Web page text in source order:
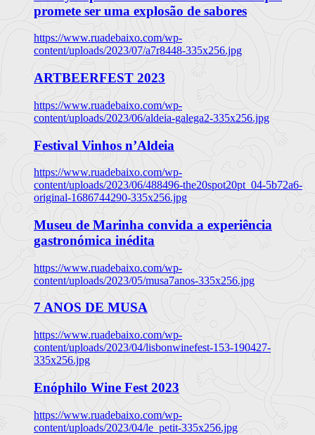
promete ser uma explosão de sabores
https://www.ruadebaixo.com/wp-
content/uploads/2023/07/a7r8448-335x256.jpg
ARTBEERFEST 2023
https://www.ruadebaixo.com/wp-
content/uploads/2023/06/aldeia-galega2-335x256.jpg
Festival Vinhos n’Aldeia
https://www.ruadebaixo.com/wp-
content/uploads/2023/06/488496-the20spot20pt_04-5b72a6-
original-1686744290-335x256.jpg
Museu de Marinha convida a experiência
gastronómica inédita
https://www.ruadebaixo.com/wp-
content/uploads/2023/05/musa7anos-335x256.jpg
7 ANOS DE MUSA
https://www.ruadebaixo.com/wp-
content/uploads/2023/04/lisbonwinefest-153-190427-
335x256.jpg
Enóphilo Wine Fest 2023
https://www.ruadebaixo.com/wp-
content/uploads/2023/04/le_petit-335x256.jpg